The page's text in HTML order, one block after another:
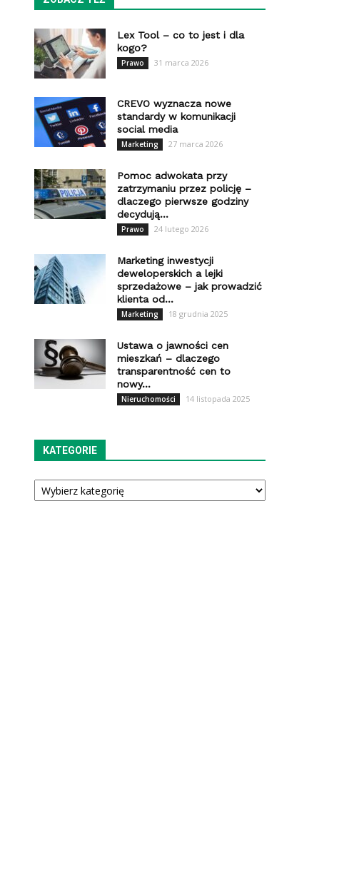
Lex Tool – co to jest i dla
kogo?
Prawo 31 marca 2026
CREVO wyznacza nowe
standardy w komunikacji
social media
Marketing 27 marca 2026
Pomoc adwokata przy
zatrzymaniu przez policję –
dlaczego pierwsze godziny
decydują...
Prawo 24 lutego 2026
Marketing inwestycji
deweloperskich a lejki
sprzedażowe – jak prowadzić
klienta od...
Marketing 18 grudnia 2025
Ustawa o jawności cen
mieszkań – dlaczego
transparentność cen to
nowy...
Nieruchomości 14 listopada 2025
KATEGORIE
Kategorie